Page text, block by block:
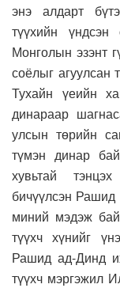
энэ алдарт
түүхийн
Монголын эзэнт
соёлыг агуулсан
Тухайн үеийн
динараар
улсын төрийн
түмэн динар
хувьтай
бичүүлсэн
миний мэдэж
түүхч хүнийг
Рашид ад-Динд
түүхч мэргэжил